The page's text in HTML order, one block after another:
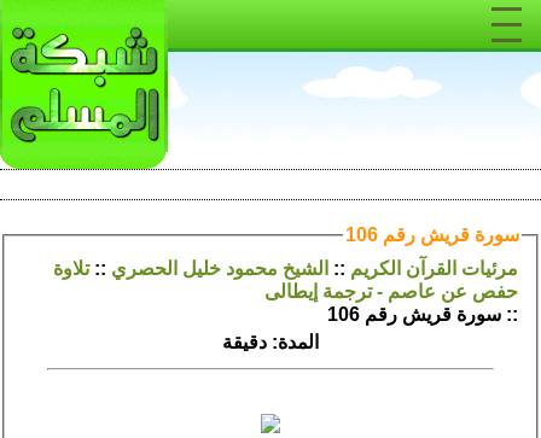
سورة قريش رقم 106
مرئيات القرآن الكريم :: الشيخ محمود خليل الحصري ::تلاوة
حفص عن عاصم - ترجمة إيطالى
:: سورة قريش رقم 106
المدة: دقيقة